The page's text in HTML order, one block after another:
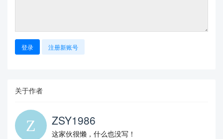
登录 注册新账号
关于作者
ZSY1986
这家伙很懒，什么也没写！